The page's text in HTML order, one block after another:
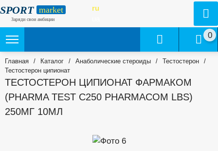
SPORT market
Заряди свои амбиции
ru
0
Главная / Каталог / Анаболические стероиды / Тестостерон
/
Тестостерон ципионат
ТЕСТОСТЕРОН ЦИПИОНАТ ФАРМАКОМ
(PHARMA TEST C250 PHARMACOM LBS)
250МГ 10МЛ